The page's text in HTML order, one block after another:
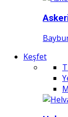
Keşfet